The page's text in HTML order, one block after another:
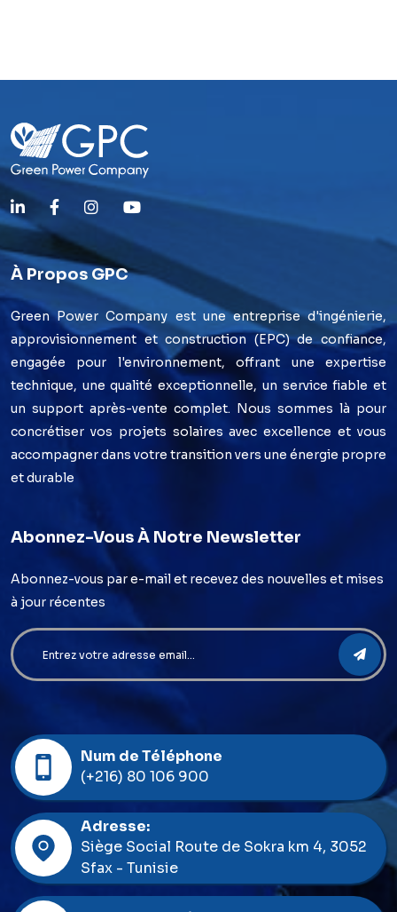
À Propos GPC
Green Power Company est une entreprise d'ingénierie,
approvisionnement et construction (EPC) de confiance,
engagée pour l'environnement, offrant une expertise
technique, une qualité exceptionnelle, un service fiable et
un support après-vente complet. Nous sommes là pour
concrétiser vos projets solaires avec excellence et vous
accompagner dans votre transition vers une énergie propre
et durable
Abonnez-Vous À Notre Newsletter
Abonnez-vous par e-mail et recevez des nouvelles et mises
à jour récentes
Num de Téléphone
(+216) 80 106 900
Adresse:
Siège Social Route de Sokra km 4, 3052
Sfax - Tunisie